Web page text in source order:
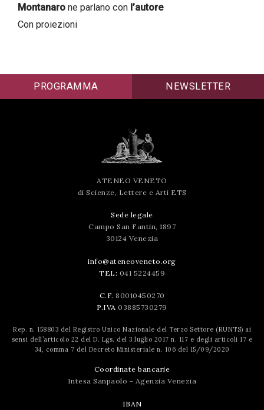
Montanaro ne parlano con l’autore
Con proiezioni
avvenuta con
successo!
PROGRAMMA NEWSLETTER
ATENEO VENETO
di Scienze, Lettere e Arti ETS
Sede legale
Campo San Fantin, 1897
30124 Venezia
info@ateneoveneto.org
TEL: 041 5224459
C.F. 80010450270
P.IVA 03885730279
Rep. n. 158803 del Registro Unico Nazionale del Terzo Settore (RUNTS) ai
sensi dell’articolo 22 del D. Lgs. del 3 luglio 2017 n. 117 e degli articoli 17 e
34, comma 7 del Decreto Ministeriale n. 106 del 15/09/2020
Coordinate bancarie
Intesa Sanpaolo - Agenzia Venezia
IBAN